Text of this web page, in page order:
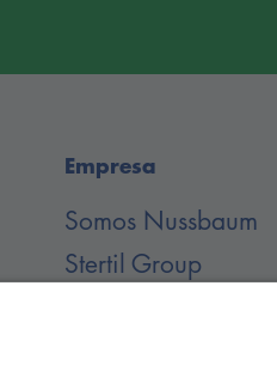
Empresa
Somos Nussbaum
Stertil Group